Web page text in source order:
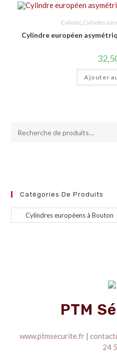
Cylindre Cylindres
Cylindre européen
Ajouter
Catégories De Produits
PTM
www.ptmsecurite.fr |
24